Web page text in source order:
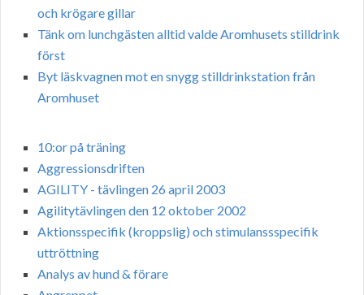
och krögare gillar
Tänk om lunchgästen alltid valde Aromhusets stilldrink
först
Byt läskvagnen mot en snygg stilldrinkstation från
Aromhuset
10:or på träning
Aggressionsdriften
AGILITY - tävlingen 26 april 2003
Agilitytävlingen den 12 oktober 2002
Aktionsspecifik (kroppslig) och stimulanssspecifik
uttröttning
Analys av hund & förare